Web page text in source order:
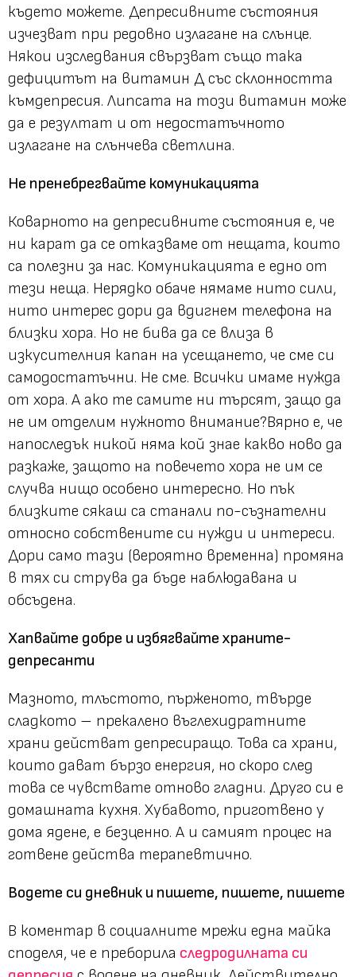
където можете. Депресивните състояния
изчезват при редовно излагане на слънце.
Някои изследвания свързват също така
дефицитът на витамин Д със склонността
къмдепресия. Липсата на този витамин може
да е резултат и от недостатъчното
излагане на слънчева светлина.
Не пренебрегвайте комуникацията
Коварното на депресивните състояния е, че
ни карат да се отказваме от нещата, които
са полезни за нас. Комуникацията е едно от
тези неща. Нерядко обаче нямаме нито сили,
нито интерес дори да вдигнем телефона на
близки хора. Но не бива да се влиза в
изкусителния капан на усещането, че сме си
самодостатъчни. Не сме. Всички имаме нужда
от хора. А ако те самите ни търсят, защо да
не им отделим нужното внимание?Вярно е, че
напоследък никой няма кой знае какво ново да
разкаже, защото на повечето хора не им се
случва нищо особено интересно. Но пък
близките сякаш са станали по-съзнателни
относно собствените си нужди и интереси.
Дори само тази (вероятно временна) промяна
в тях си струва да бъде наблюдавана и
обсъдена.
Хапвайте добре и избягвайте храните-
депресанти
Мазното, тлъстото, пърженото, твърде
сладкото – прекалено въглехидратните
храни действат депресиращо. Това са храни,
които дават бързо енергия, но скоро след
това се чувствате отново гладни. Друго си е
домашната кухня. Хубавото, приготвено у
дома ядене, е безценно. А и самият процес на
готвене действа терапевтично.
Водете си дневник и пишете, пишете, пишете
В коментар в социалните мрежи една майка
споделя, че е преборила следродилната си